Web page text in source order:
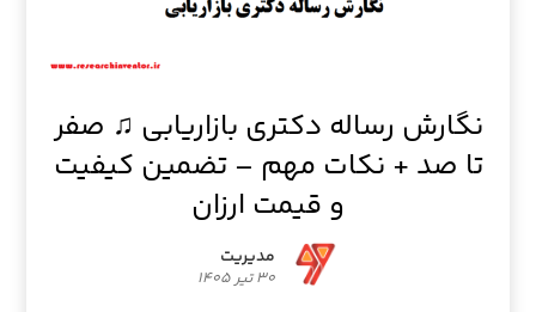
نگارش رساله دکتری بازاریابی ♫ صفر
تا صد + نکات مهم – تضمین کیفیت
و قیمت ارزان
مدیریت
۳۰ تیر ۱۴۰۵